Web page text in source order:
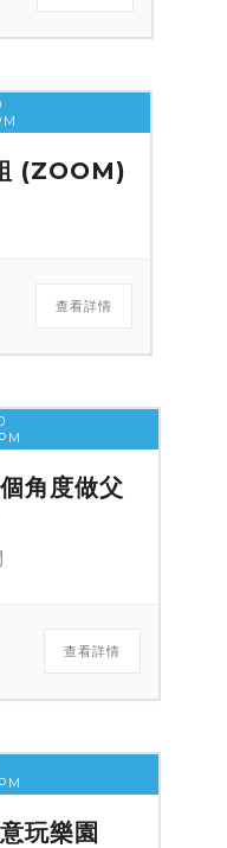
(ZOOM)
查看詳情
角度做父
查看詳情
玩樂園